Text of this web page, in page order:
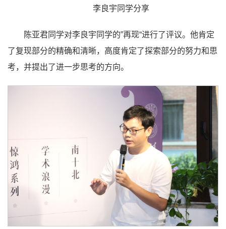
李良宇同学分享
陈亚君同学对李良宇同学的”再现“进行了评议。他肯定
了复现部分的精确和清晰，高度肯定了探索部分的努力和思
考，并提出了进一步思考的方向。